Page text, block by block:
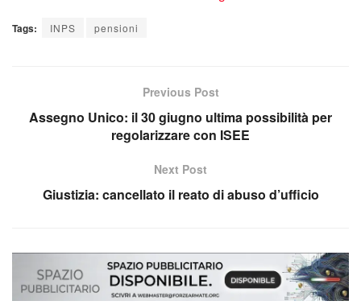
Tags: INPS pensioni
Previous Post
Assegno Unico: il 30 giugno ultima possibilità per
regolarizzare con ISEE
Next Post
Giustizia: cancellato il reato di abuso d’ufficio